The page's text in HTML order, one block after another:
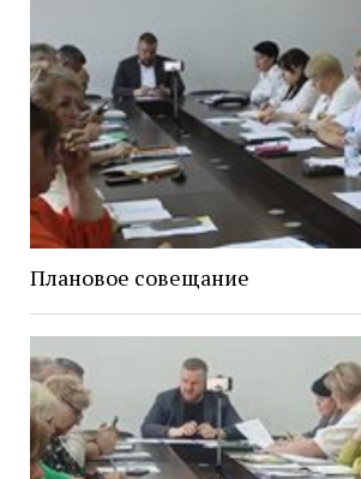
Плановое совещание